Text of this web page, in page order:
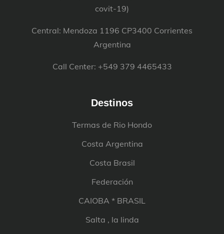
covit-19)
Central: Mendoza 1196 CP3400 Corrientes
Argentina
Call Center: +549 379 4465433
Destinos
Termas de Rio Hondo
Costa Argentina
Costa Brasil
Federación
CAIOBA * BRASIL
Salta , la linda